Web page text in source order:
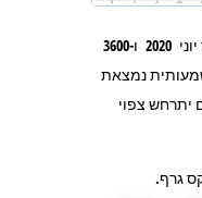
יעד המחיר הוא 3,300 נקודות עד יוני 2020 ו-3600
תמיכה משמעותית נמצאת
יתרחש צפוי
גרף.